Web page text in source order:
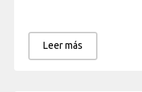
Leer más